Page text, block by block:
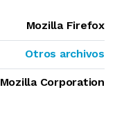
Mozilla Firefox
Otros archivos
Mozilla Corporation